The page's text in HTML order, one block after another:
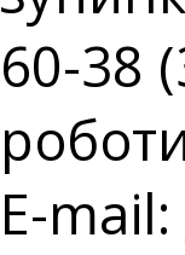
60-38
E-mail: